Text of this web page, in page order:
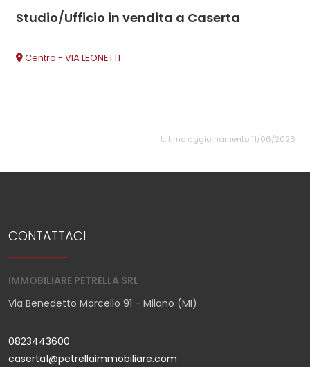
Studio/Ufficio in vendita a Caserta
Centro - VIA LEONETTI
Ultimo aggiornamento 11/06/2026
CONTATTACI
IMMOBILIARE PETRELLA SRL
Via Benedetto Marcello 91 - Milano (MI)
0823443600
caserta1@petrellaimmobiliare.com